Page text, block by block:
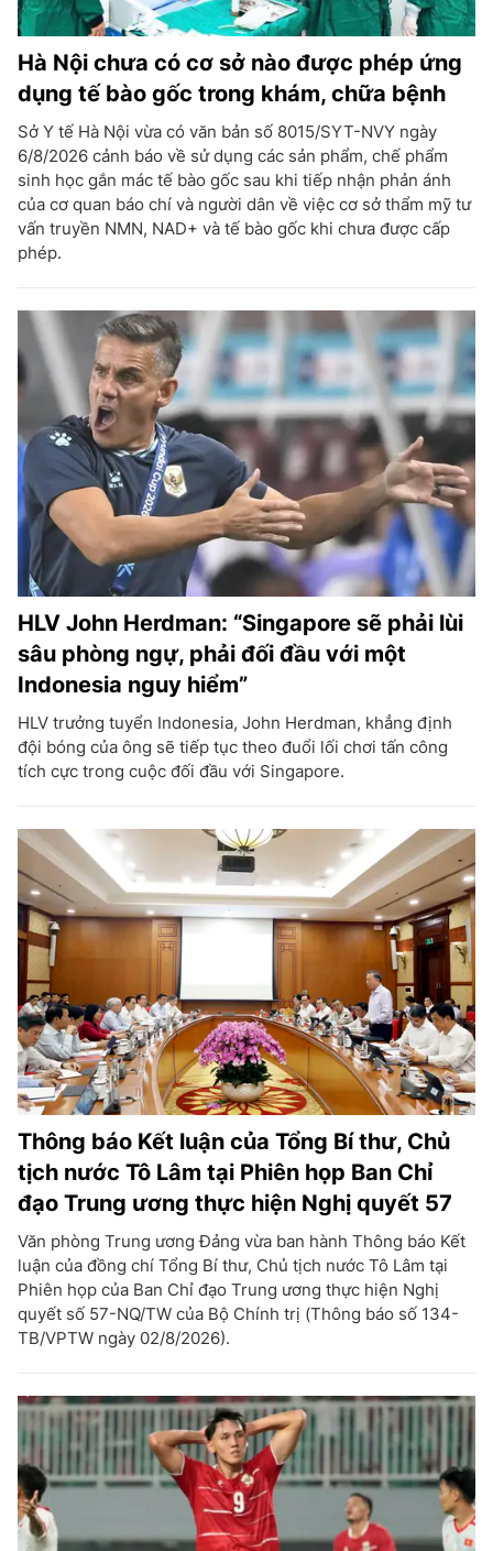
Hà Nội chưa có cơ sở nào được phép ứng
dụng tế bào gốc trong khám, chữa bệnh
Sở Y tế Hà Nội vừa có văn bản số 8015/SYT-NVY ngày
6/8/2026 cảnh báo về sử dụng các sản phẩm, chế phẩm
sinh học gắn mác tế bào gốc sau khi tiếp nhận phản ánh
của cơ quan báo chí và người dân về việc cơ sở thẩm mỹ tư
vấn truyền NMN, NAD+ và tế bào gốc khi chưa được cấp
phép.
HLV John Herdman: “Singapore sẽ phải lùi
sâu phòng ngự, phải đối đầu với một
Indonesia nguy hiểm”
HLV trưởng tuyển Indonesia, John Herdman, khẳng định
đội bóng của ông sẽ tiếp tục theo đuổi lối chơi tấn công
tích cực trong cuộc đối đầu với Singapore.
Thông báo Kết luận của Tổng Bí thư, Chủ
tịch nước Tô Lâm tại Phiên họp Ban Chỉ
đạo Trung ương thực hiện Nghị quyết 57
Văn phòng Trung ương Đảng vừa ban hành Thông báo Kết
luận của đồng chí Tổng Bí thư, Chủ tịch nước Tô Lâm tại
Phiên họp của Ban Chỉ đạo Trung ương thực hiện Nghị
quyết số 57-NQ/TW của Bộ Chính trị (Thông báo số 134-
TB/VPTW ngày 02/8/2026).